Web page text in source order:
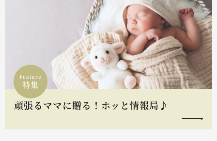
Feature
特集
頑張るママに贈る！ホッと情報局♪